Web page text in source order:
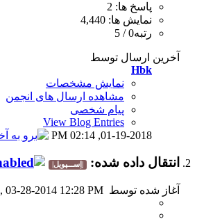
پاسخ ها: 2
نمایش ها: 4,440
رتبه0 / 5
آخرین ارسال توسط
Hbk
نمایش مشخصات
مشاهده ارسال های انجمن
پیام شخصی
View Blog Entries
01-19-2018,
02:14 PM
انتقال داده شده: |اِســـپویل|
آغاز شده توسط , 03-28-2014 12:28 PM